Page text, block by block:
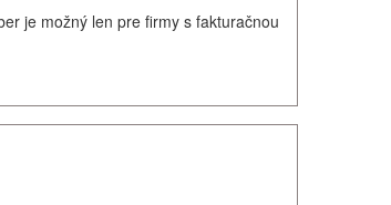
je možný len pre firmy s fakturačnou